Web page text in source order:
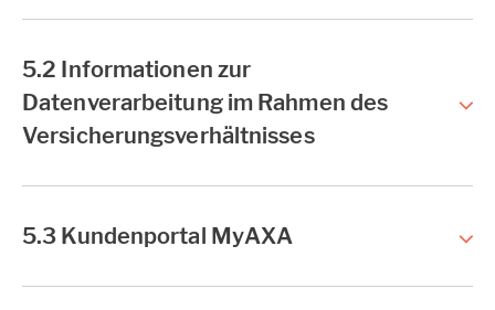
5.2 Informationen zur
Datenverarbeitung im Rahmen des
Versicherungsverhältnisses
5.3 Kundenportal MyAXA